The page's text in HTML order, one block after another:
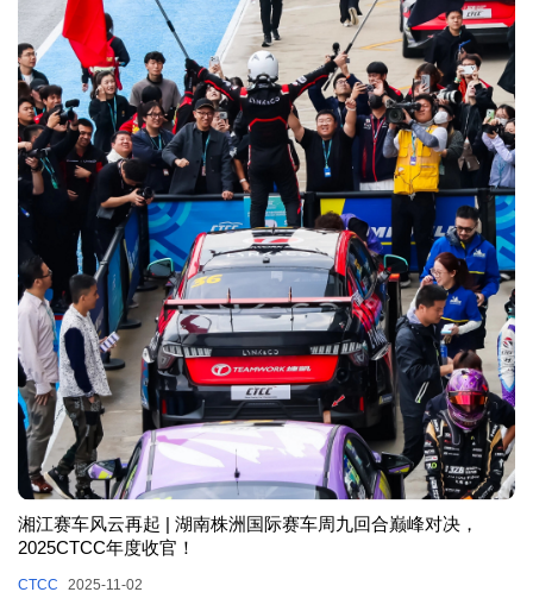
湘江赛车风云再起 | 湖南株洲国际赛车周九回合巅峰对决，
2025CTCC年度收官！
CTCC 2025-11-02